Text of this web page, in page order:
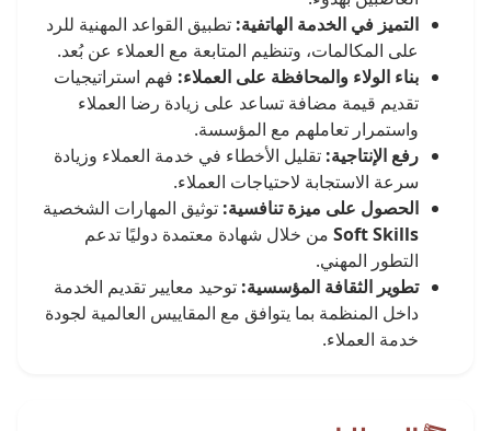
التميز في الخدمة الهاتفية: تطبيق القواعد المهنية للرد
على المكالمات، وتنظيم المتابعة مع العملاء عن بُعد.
بناء الولاء والمحافظة على العملاء: فهم استراتيجيات
تقديم قيمة مضافة تساعد على زيادة رضا العملاء
واستمرار تعاملهم مع المؤسسة.
رفع الإنتاجية: تقليل الأخطاء في خدمة العملاء وزيادة
سرعة الاستجابة لاحتياجات العملاء.
الحصول على ميزة تنافسية: توثيق المهارات الشخصية
Soft Skills من خلال شهادة معتمدة دوليًا تدعم
التطور المهني.
تطوير الثقافة المؤسسية: توحيد معايير تقديم الخدمة
داخل المنظمة بما يتوافق مع المقاييس العالمية لجودة
خدمة العملاء.